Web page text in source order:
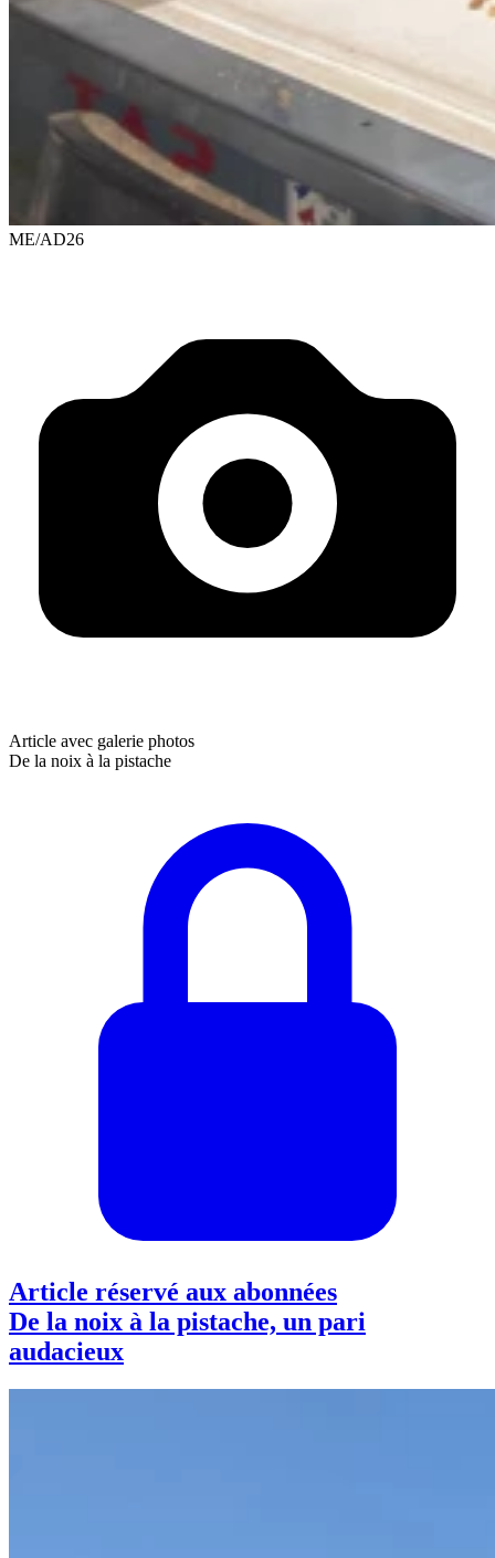
ME/AD26
Article avec galerie photos
De la noix à la pistache
Article réservé aux abonnées
De la noix à la pistache, un pari
audacieux